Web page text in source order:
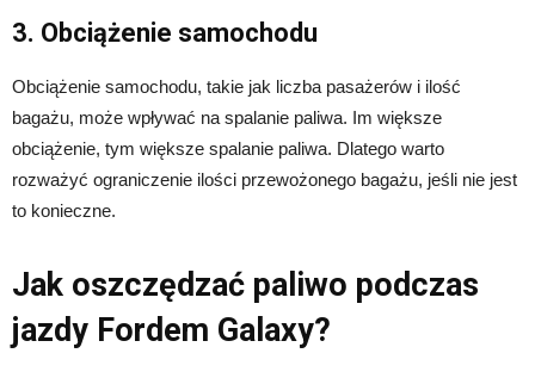
3. Obciążenie samochodu
Obciążenie samochodu, takie jak liczba pasażerów i ilość
bagażu, może wpływać na spalanie paliwa. Im większe
obciążenie, tym większe spalanie paliwa. Dlatego warto
rozważyć ograniczenie ilości przewożonego bagażu, jeśli nie jest
to konieczne.
Jak oszczędzać paliwo podczas
jazdy Fordem Galaxy?